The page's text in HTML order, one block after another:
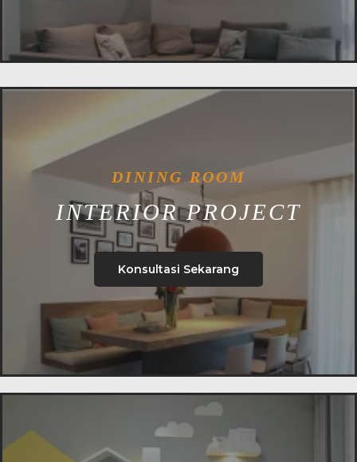
DINING ROOM
INTERIOR PROJECT
Konsultasi Sekarang